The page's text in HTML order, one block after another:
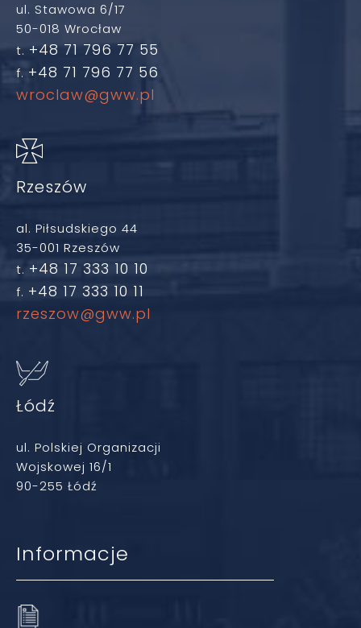
ul. Stawowa 6/17
50-018 Wrocław
t. +48 71 796 77 55
f. +48 71 796 77 56
wroclaw@gww.pl
Rzeszów
al. Piłsudskiego 44
35-001 Rzeszów
t. +48 17 333 10 10
f. +48 17 333 10 11
rzeszow@gww.pl
Łódź
ul. Polskiej Organizacji
Wojskowej 16/1
90-255 Łódź
Informacje